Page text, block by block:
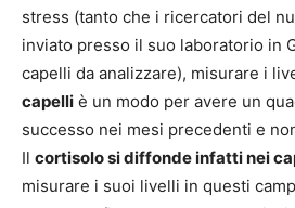
stress (tanto che i ricercatori del
inviato presso il suo laboratorio in
capelli da analizzare), misurare i
capelli è un modo per avere un
successo nei mesi precedenti e
Il cortisolo si diffonde infatti nei
misurare i suoi livelli in questi